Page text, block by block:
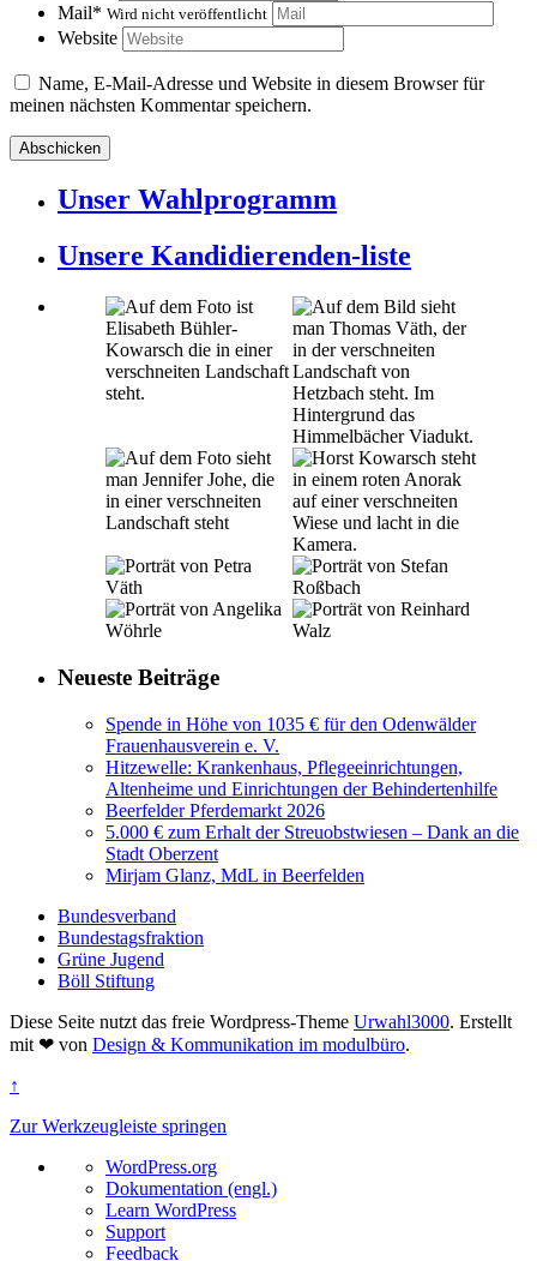
Mail* Wird nicht veröffentlicht
Website
Name, E-Mail-Adresse und Website in diesem Browser für
meinen nächsten Kommentar speichern.
Unser Wahlprogramm
Unsere Kandidierenden-liste
Neueste Beiträge
Spende in Höhe von 1035 € für den Odenwälder
Frauenhausverein e. V.
Hitzewelle: Krankenhaus, Pflegeeinrichtungen,
Altenheime und Einrichtungen der Behindertenhilfe
Beerfelder Pferdemarkt 2026
5.000 € zum Erhalt der Streuobstwiesen – Dank an die
Stadt Oberzent
Mirjam Glanz, MdL in Beerfelden
Bundesverband
Bundestagsfraktion
Grüne Jugend
Böll Stiftung
Diese Seite nutzt das freie Wordpress-Theme Urwahl3000. Erstellt
mit ❤ von Design & Kommunikation im modulbüro.
↑
Zur Werkzeugleiste springen
Über
WordPress
WordPress.org
Dokumentation (engl.)
Learn WordPress
Support
Feedback